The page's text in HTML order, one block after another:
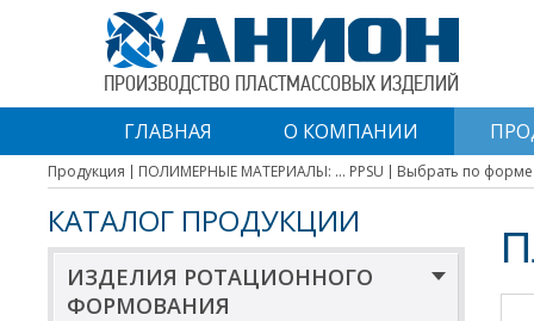
ПРОИЗВОДСТВО ПЛАСТМАССОВЫХ ИЗДЕЛИЙ
ГЛАВНАЯ О КОМПАНИИ
Продукция ПОЛИМЕРНЫЕ МАТЕРИАЛЫ: ... PPSU Выбрать по форме
КАТАЛОГ ПРОДУКЦИИ
ИЗДЕЛИЯ РОТАЦИОННОГО
ФОРМОВАНИЯ